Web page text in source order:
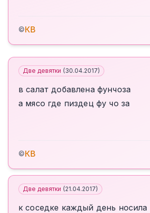
©КВ
Две девятки (30.04.2017)
в салат добавлена фунчоза
а мясо где пиздец фу чо за
©КВ
Две девятки (21.04.2017)
к соседке каждый день носила